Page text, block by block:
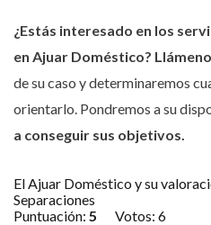
¿Estás interesado en los
en Ajuar Doméstico?
de su caso y determinaremos
orientarlo. Pondremos a su
a conseguir sus objetivos.
El Ajuar Doméstico y su
Separaciones
Puntuación: 5 Votos: 6